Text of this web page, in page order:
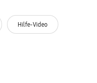
Hilfe-Video